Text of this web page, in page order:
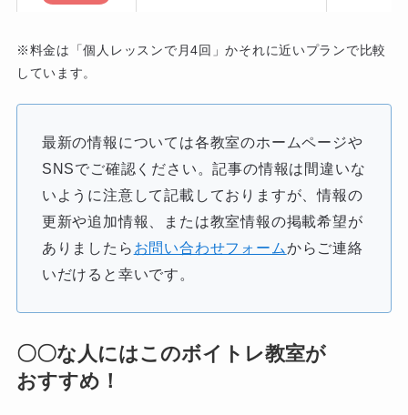
※料金は「個人レッスンで月4回」かそれに近いプランで比較
しています。
最新の情報については各教室のホームページや
SNSでご確認ください。記事の情報は間違いな
いように注意して記載しておりますが、情報の
更新や追加情報、または教室情報の掲載希望が
ありましたら お問い合わせフォームからご連絡
いだけると幸いです。
〇〇な人にはこのボイトレ教室が
おすすめ！